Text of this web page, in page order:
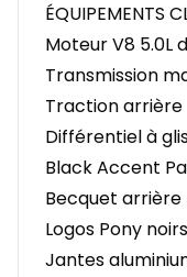
ÉQUIPEMENTS
Moteur V8 5.0L
Transmission
Traction arrière
Différentiel à
Black Accent
Becquet arrière
Logos Pony
Jantes